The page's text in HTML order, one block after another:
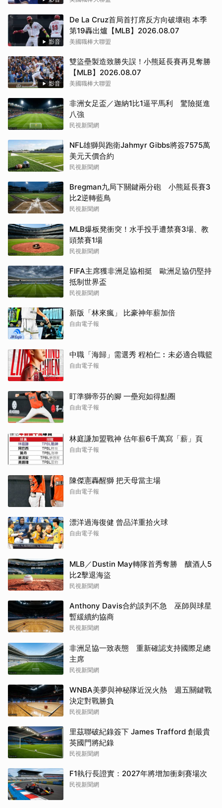
影音
De La Cruz首局首打席反方向破壞砲 本季
第19轟出爐【MLB】2026.08.07
美國職棒大聯盟
影音
雙盜壘製造致勝失誤！小熊延長賽再見奪勝
【MLB】2026.08.07
美國職棒大聯盟
非洲女足盃／迦納1比1逼平馬利 驚險挺進
八強
民視新聞網
NFL雄獅與跑衛Jahmyr Gibbs將簽7575萬
美元天價合約
民視新聞網
Bregman九局下關鍵兩分砲 小熊延長賽3
比2逆轉藍鳥
民視新聞網
MLB爆板凳衝突！水手投手遭禁賽3場、教
頭禁賽1場
民視新聞網
FIFA主席獲非洲足協相挺 歐洲足協仍堅持
抵制世界盃
民視新聞網
新版「林來瘋」 比豪神年薪加倍
自由電子報
中職「海歸」需選秀 程柏仁︰未必適合職籃
自由電子報
盯準獅帝芬的腳 一壘宛如得點圈
自由電子報
林庭謙加盟戰神 估年薪6千萬寫「薪」頁
自由電子報
陳傑憲轟醒獅 把天母當主場
自由電子報
漂洋過海復健 曾品洋重拾火球
自由電子報
MLB／Dustin May轉隊首秀奪勝 釀酒人5
比2擊退海盜
民視新聞網
Anthony Davis合約談判不急 巫師與球星
暫緩續約協商
民視新聞網
非洲足協一致表態 重新確認支持國際足總
主席
民視新聞網
WNBA美夢與神秘隊近況火熱 週五關鍵戰
決定對戰勝負
民視新聞網
里茲聯破紀錄簽下 James Trafford 創最貴
英國門將紀錄
民視新聞網
F1執行長證實：2027年將增加衝刺賽場次
民視新聞網